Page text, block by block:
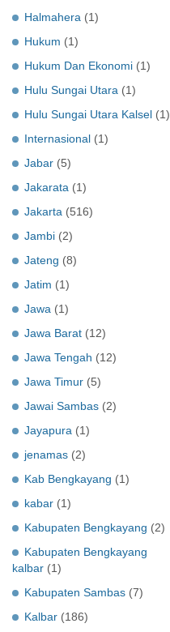
Halmahera (1)
Hukum (1)
Hukum Dan Ekonomi (1)
Hulu Sungai Utara (1)
Hulu Sungai Utara Kalsel (1)
Internasional (1)
Jabar (5)
Jakarata (1)
Jakarta (516)
Jambi (2)
Jateng (8)
Jatim (1)
Jawa (1)
Jawa Barat (12)
Jawa Tengah (12)
Jawa Timur (5)
Jawai Sambas (2)
Jayapura (1)
jenamas (2)
Kab Bengkayang (1)
kabar (1)
Kabupaten Bengkayang (2)
Kabupaten Bengkayang
kalbar (1)
Kabupaten Sambas (7)
Kalbar (186)